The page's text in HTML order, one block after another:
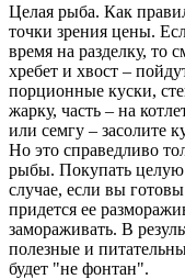
Целая рыба. Как
точки зрения цены.
время на разделку, то
хребет и хвост –
порционные куски,
жарку, часть – на
или семгу – засолите
Но это справедливо
рыбы. Покупать целую
случае, если вы
придется ее
замораживать. В
полезные и
будет "не фонтан".